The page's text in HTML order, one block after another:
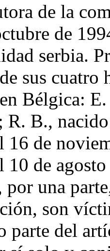
de la
de
serbia.
sus cuatro
Bélgica:
R. B.,
16 de
10 de
por una
son
parte del